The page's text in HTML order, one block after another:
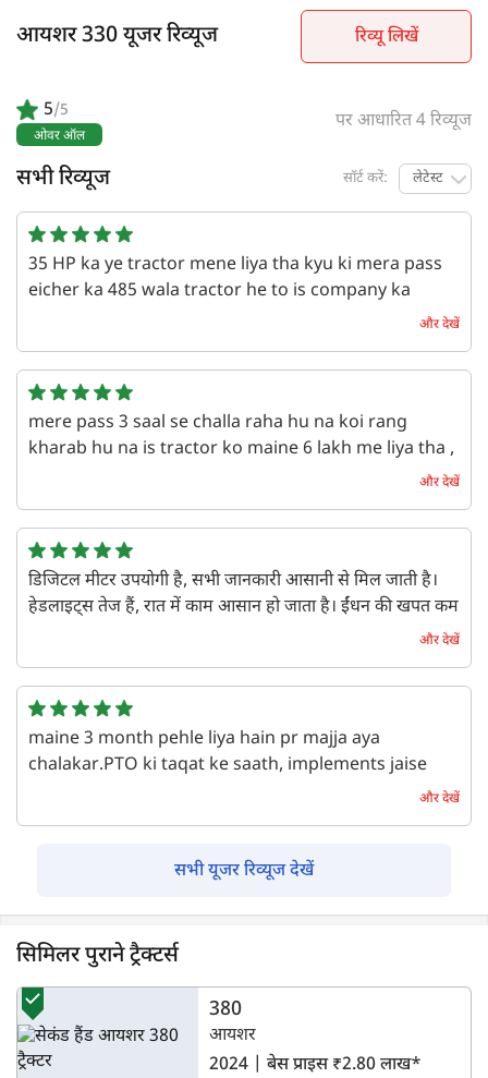
आयशर 330 यूजर रिव्यूज रिव्यू लिखें
5/5
ओवर ऑल
पर आधारित 4 रिव्यूज
सभी रिव्यूज सॉर्ट करें: लेटेस्ट
35 HP ka ye tractor mene liya tha kyu ki mera pass
eicher ka 485 wala tractor he to is company ka
servicing or spare part asanise mil jate hain or iska
mai milage sahi mil jata hain mene bs side shift wla
lena chaiye tha bki to sab accha hai tractor mai 1450
kilo ki vajan uthata hain ye tractor
एक वर्ष पहले | Shankar
और देखें
mere pass 3 saal se challa raha hu na koi rang
kharab hu na is tractor ko maine 6 lakh me liya tha ,
35 ho ka power ke sath atta hain , mere pass 6 acre
tractor hain
एक वर्ष पहले | Abhinav
और देखें
डिजिटल मीटर उपयोगी है, सभी जानकारी आसानी से मिल जाती है।
हेडलाइट्स तेज हैं, रात में काम आसान हो जाता है। ईंधन की खपत कम
और देखें
maine 3 month pehle liya hain pr majja aya
chalakar.PTO ki taqat ke saath, implements jaise
rotavator aur thresher bina jhatke chalte hain. Yeh
और देखें
सभी यूजर रिव्यूज देखें
सिमिलर पुराने ट्रैक्टर्स
380
आयशर
2024 | बेस प्राइस ₹2.80 लाख*